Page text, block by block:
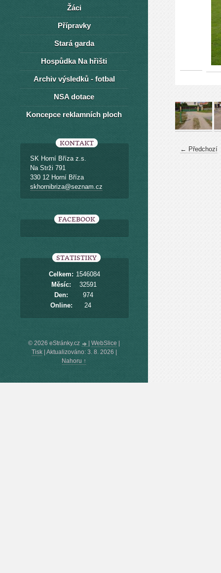
← Předchozí
Žáci
Přípravky
Stará garda
Hospůdka Na hřišti
Archiv výsledků - fotbal
NSA dotace
Koncepce reklamních ploch
KONTAKT
SK Horní Bříza z.s.
Na Strži 791
330 12 Horní Bříza
skhornibriza@seznam.cz
FACEBOOK
STATISTIKY
Online: 24
Celkem: 1546084
Měsíc:
32591
Den:
974
© 2026 eStránky.cz WebSlice
Tisk| Aktualizováno: 3. 8. 2026
Nahoru ↑